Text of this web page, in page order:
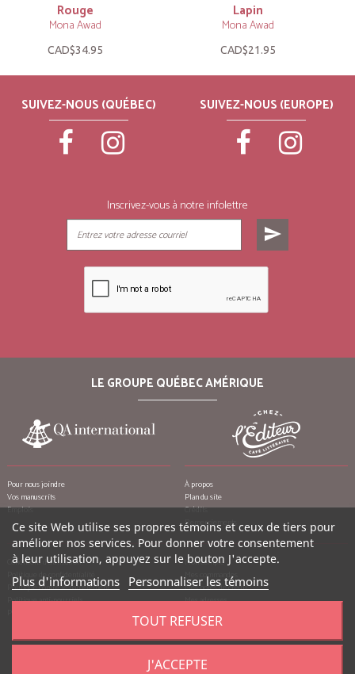
Rouge
Mona Awad
CAD$34.95
Lapin
Mona Awad
CAD$21.95
SUIVEZ-NOUS (QUÉBEC) SUIVEZ-NOUS (EUROPE)
Inscrivez-vous à notre infolettre
send
LE GROUPE QUÉBEC AMÉRIQUE
Pour nous joindre
Vos manuscrits
Emplois
À propos
Plan du site
Crédits
Remerciements
Conditions d’utilisation
Politique de confidentialité
Politique contre le harcèlement
Politique anti-pourriels
Mon compte
Mes commandes
Mes notes de crédit
Mes adresses
Mes bons de réduction
Ce site Web utilise ses propres témoins et ceux de tiers pour
améliorer nos services. Pour donner votre consentement
à leur utilisation, appuyez sur le bouton J'accepte.
Plus d'informations Personnaliser les témoins
TOUT REFUSER
J'ACCEPTE
Québec Amérique, tous droits réservés